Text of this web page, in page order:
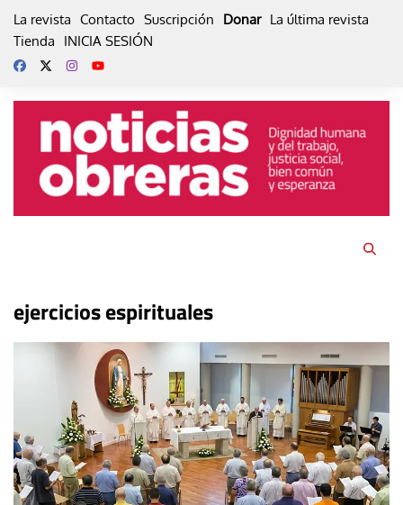
La revista Contacto Suscripción Donar La última revista
Tienda
INICIA SESIÓN
ejercicios espirituales